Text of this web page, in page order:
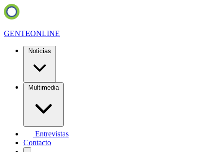
GENTEONLINE
Noticias
Multimedia
Entrevistas
Contacto